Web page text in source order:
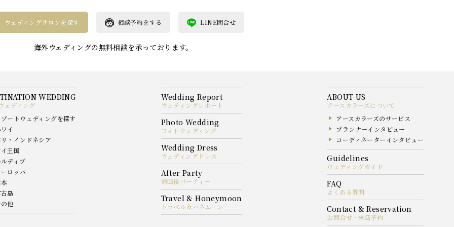
ウェディングサロンを探す 相談予約をする LINE問合せ
海外ウェディングの無料相談を承っております。
ェディング
ートウェディングを探す
イ
・インドネシア
王国
ディブ
ロッパ
島
他
ウェディングレポート
フォトウェディング
ウェディングドレス
帰国後パーティー
トラベル＆ハネムーン
アースカラーズについて
アースカラーズのサービス
プランナーインタビュー
コーディネーターインタビュー
ウェディングガイド
よくある質問
お問合せ・来店予約